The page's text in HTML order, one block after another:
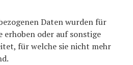
Daten wurden für
erhoben oder auf sonstige
für welche sie nicht mehr